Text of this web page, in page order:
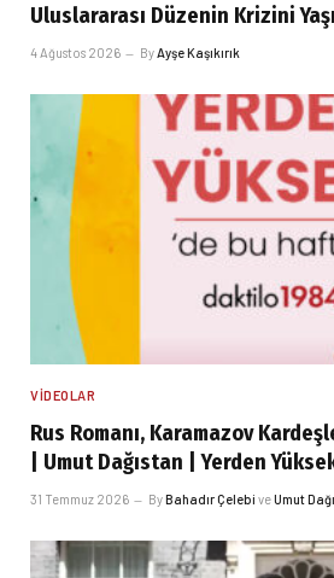
Uluslararası Düzenin Krizini
4 Ağustos 2026 ByAyşe Kaşıkırık
VIDEOLAR
Rus Romanı, Karamazov
| Umut Dağıstan | Yerden
31 Temmuz 2026 ByBahadır Çelebi veUmut